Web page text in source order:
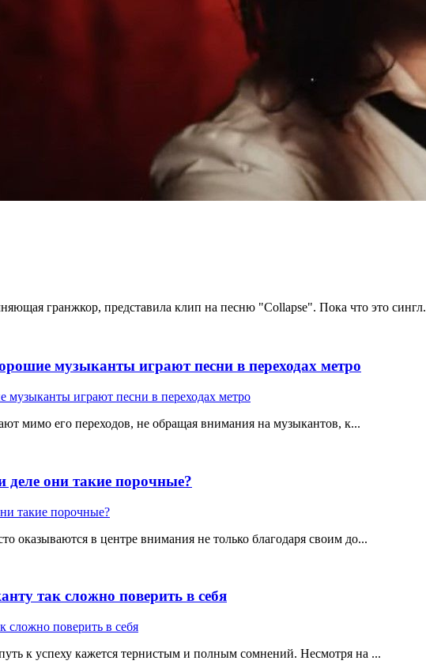
гранжкор, представила клип на песню "Collapse". Пока что это сингл.
музыканты играют песни в переходах метро
мимо его переходов, не обращая внимания на музыкантов, к...
они такие порочные?
оказываются в центре внимания не только благодаря своим до...
так сложно поверить в себя
к успеху кажется тернистым и полным сомнений. Несмотря на ...